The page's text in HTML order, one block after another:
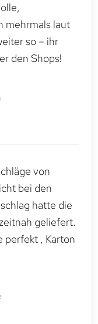
mehrmals laut
so – ihr
den Shops!
von
bei den
hatte die
geliefert.
perfekt , Karton